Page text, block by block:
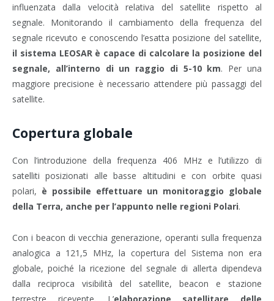
influenzata dalla velocità relativa del satellite rispetto al
segnale. Monitorando il cambiamento della frequenza del
segnale ricevuto e conoscendo l’esatta posizione del satellite,
il sistema LEOSAR è capace di calcolare la posizione del
segnale, all’interno di un raggio di 5-10 km. Per una
maggiore precisione è necessario attendere più passaggi del
satellite.
Copertura globale
Con l’introduzione della frequenza 406 MHz e l’utilizzo di
satelliti posizionati alle basse altitudini e con orbite quasi
polari, è possibile effettuare un monitoraggio globale
della Terra, anche per l’appunto nelle regioni Polari.
Con i beacon di vecchia generazione, operanti sulla frequenza
analogica a 121,5 MHz, la copertura del Sistema non era
globale, poiché la ricezione del segnale di allerta dipendeva
dalla reciproca visibilità del satellite, beacon e stazione